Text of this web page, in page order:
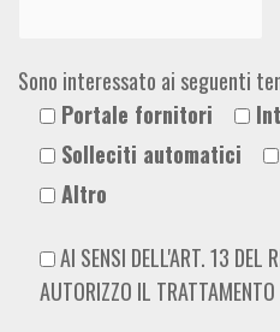
Sono interessato ai seguenti
Portale fornitori
Solleciti automatici
Altro
AI SENSI DELL'ART. 13
AUTORIZZO IL